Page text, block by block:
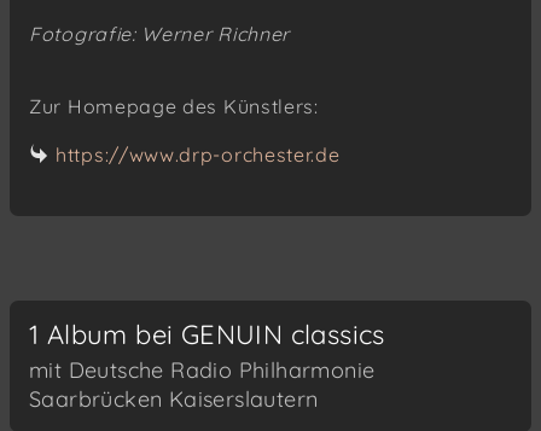
Fotografie: Werner Richner
Zur Homepage des Künstlers:
https://www.drp-orchester.de
1 Album bei GENUIN classics
mit Deutsche Radio Philharmonie
Saarbrücken Kaiserslautern